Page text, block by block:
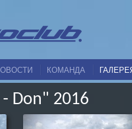
КОМАНДА
Don" 2016